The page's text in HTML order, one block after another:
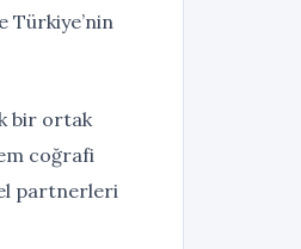
Türkiye’nin
bir ortak
coğrafi
partnerleri